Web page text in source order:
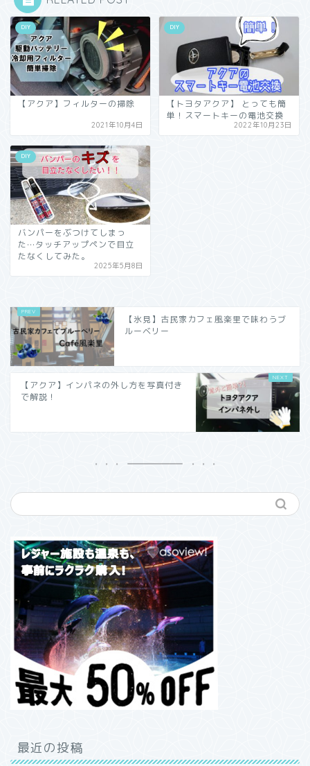
DIY
【アクア】フィルターの掃除
2021年10月4日
DIY
【トヨタアクア】 とっても簡
単！スマートキーの電池交換
2022年10月23日
DIY
バンパーをぶつけてしまっ
た…タッチアップペンで目立
たなくしてみた。
2025年5月8日
【氷見】古民家カフェ風楽里で味わうブ
ルーベリー
【アクア】インパネの外し方を写真付き
で解説！
最近の投稿